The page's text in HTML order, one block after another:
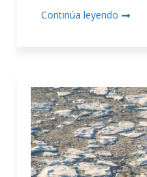
Continúa leyendo